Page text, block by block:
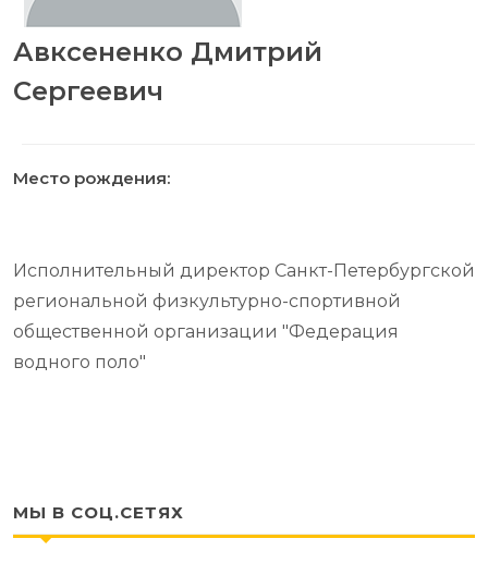
Авксененко Дмитрий
Сергеевич
Место рождения:
Исполнительный директор Санкт-Петербургской
региональной физкультурно-спортивной
общественной организации "Федерация
водного поло"
МЫ В СОЦ.СЕТЯХ